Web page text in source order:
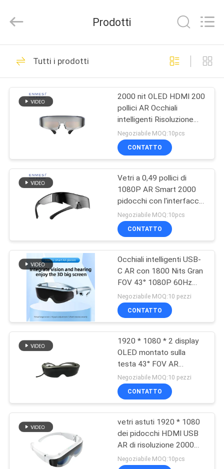
CASA
PRODOTTI
CIRCA
GIRO
DELLA
FABBRICA
DI
QUALITÀ
NOTIZIE
CASI
RICHIEDA
UNA
SHOPPING
ONLINE
Technology
Rights
Vetri astuti dell'AR
92
Head Mounted
Display
89
video vetri astuti 3D
37
Vetri astuti di VR
Prodotti
Tutti i prodotti
2000 nit OLED HDMI 200
pollici AR Occhiali
intelligenti Risoluzione
1920x1080
Negoziabile MOQ:10pcs
CONTATTO
Vetri a 0,49 pollici di
1080P AR Smart 2000
pidocchi con l'interfaccia
di HDMI
Negoziabile MOQ:10pcs
CONTATTO
Occhiali intelligenti USB-
C AR con 1800 Nits Gran
FOV 43° 1080P 60Hz
Display OLED montato
sulla testa
Negoziabile MOQ:10 pezzi
CONTATTO
1920 * 1080 * 2 display
OLED montato sulla
testa 43° FOV AR
Occhiali intelligenti con
USB-C
Negoziabile MOQ:10 pezzi
CONTATTO
vetri astuti 1920 * 1080
dei pidocchi HDMI USB
AR di risoluzione 2000
per il gioco del gioco
Negoziabile MOQ:10pcs